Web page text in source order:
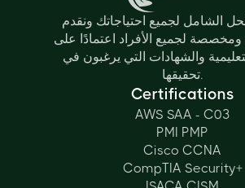
الشامل لجميع احتياجاتك ونقدم
لجميع الأفراد اعتمادًا على
والشهادات التي يرغبون في
تحقيقها.
Certifications
AWS SAA - C03
PMI PMP
Cisco CCNA
CompTIA Security+